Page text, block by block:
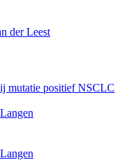
mutatie positief NSCLC